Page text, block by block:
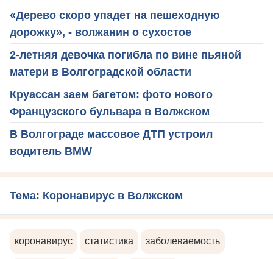
«Дерево скоро упадет на пешеходную
дорожку», - волжанин о сухостое
2-летняя девочка погибла по вине пьяной
матери в Волгоградской области
Круассан заем багетом: фото нового
Французского бульвара в Волжском
В Волгограде массовое ДТП устроил
водитель BMW
Тема: Коронавирус в Волжском
коронавирус статистика заболеваемость